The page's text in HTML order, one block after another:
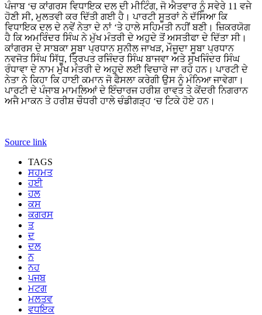
ਪੰਜਾਬ ‘ਚ ਕਾਂਗਰਸ ਵਿਧਾਇਕ ਦਲ ਦੀ ਮੀਟਿੰਗ, ਜੋ ਐਤਵਾਰ ਨੂੰ ਸਵੇਰੇ 11 ਵਜੇ
ਹੋਣੀ ਸੀ, ਮੁਲਤਵੀ ਕਰ ਦਿੱਤੀ ਗਈ ਹੈ। ਪਾਰਟੀ ਸੂਤਰਾਂ ਨੇ ਦੱਸਿਆ ਕਿ
ਵਿਧਾਇਕ ਦਲ ਦੇ ਨਵੇਂ ਨੇਤਾ ਦੇ ਨਾਂ ‘ਤੇ ਹਾਲੇ ਸਹਿਮਤੀ ਨਹੀਂ ਬਣੀ। ਜ਼ਿਕਰਯੋਗ
ਹੈ ਕਿ ਅਮਰਿੰਦਰ ਸਿੰਘ ਨੇ ਮੁੱਖ ਮੰਤਰੀ ਦੇ ਅਹੁਦੇ ਤੋਂ ਅਸਤੀਫਾ ਦੇ ਦਿੱਤਾ ਸੀ।
ਕਾਂਗਰਸ ਦੇ ਸਾਬਕਾ ਸੂਬਾ ਪ੍ਰਧਾਨ ਸੁਨੀਲ ਜਾਖੜ, ਮੌਜੂਦਾ ਸੂਬਾ ਪ੍ਰਧਾਨ
ਨਵਜੋਤ ਸਿੰਘ ਸਿੱਧੂ, ਤ੍ਰਿਪਤ ਰਜਿੰਦਰ ਸਿੰਘ ਬਾਜਵਾ ਅਤੇ ਸੁਖਜਿੰਦਰ ਸਿੰਘ
ਰੰਧਾਵਾ ਦੇ ਨਾਮ ਮੁੱਖ ਮੰਤਰੀ ਦੇ ਅਹੁਦੇ ਲਈ ਵਿਚਾਰੇ ਜਾ ਰਹੇ ਹਨ। ਪਾਰਟੀ ਦੇ
ਨੇਤਾ ਨੇ ਕਿਹਾ ਕਿ ਹਾਈ ਕਮਾਨ ਜੋ ਫੈਸਲਾ ਕਰੇਗੀ ਉਸ ਨੂੰ ਮੰਨਿਆ ਜਾਵੇਗਾ।
ਪਾਰਟੀ ਦੇ ਪੰਜਾਬ ਮਾਮਲਿਆਂ ਦੇ ਇੰਚਾਰਜ ਹਰੀਸ਼ ਰਾਵਤ ਤੇ ਕੇਂਦਰੀ ਨਿਗਰਾਨ
ਅਜੈ ਮਾਕਨ ਤੇ ਹਰੀਸ਼ ਚੌਧਰੀ ਹਾਲੇ ਚੰਡੀਗੜ੍ਹ ‘ਚ ਟਿਕੇ ਹੋਏ ਹਨ।
Source link
TAGS
ਸਹਮਤ
ਹਈ
ਹਲ
ਕਸ
ਕਗਰਸ
ਤ
ਦ
ਦਲ
ਨ
ਨਹ
ਪਜਬ
ਮਟਗ
ਮਲਤਵ
ਵਧਇਕ